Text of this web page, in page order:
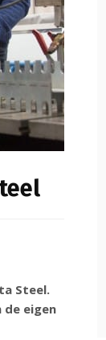
Steel.
eigen